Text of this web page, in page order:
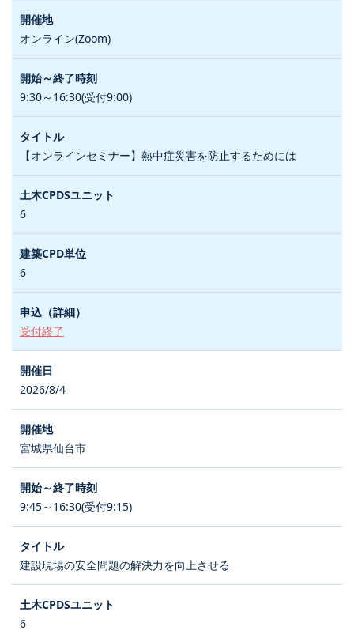
オンライン(Zoom)
9:30～16:30(受付9:00)
【オンラインセミナー】熱中症災害を防止するためには
6
6
受付終了
2026/8/4
宮城県仙台市
9:45～16:30(受付9:15)
建設現場の安全問題の解決力を向上させる
6